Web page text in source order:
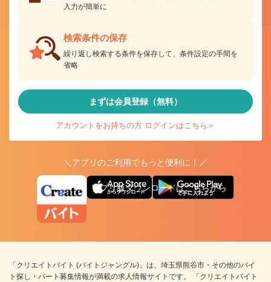
入力が簡単に
検索条件の保存
繰り返し検索する条件を保存して、条件設定の手間を
省略
まずは会員登録（無料）
アカウントをお持ちの方 ログインはこちら＞
＼アプリのご利用でもっと便利に！／
アプリ版ダウンロードはこちらから
「クリエイトバイト (バイトジャングル)」は、埼玉県熊谷市・その他のバイ
ト探し・パート募集情報が満載の求人情報サイトです。 「クリエイトバイト